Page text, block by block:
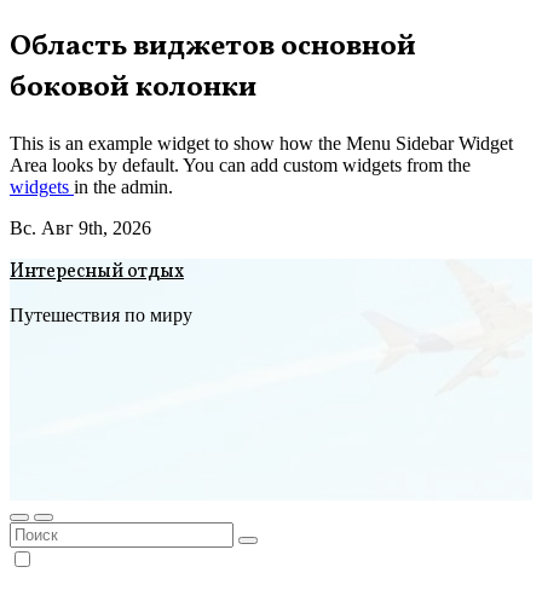
Перейти
к
содержимому
Область виджетов основной
боковой колонки
This is an example widget to show how the Menu Sidebar Widget
Area looks by default. You can add custom widgets from the
widgets in the admin.
Вс. Авг 9th, 2026
Интересный отдых
Путешествия по миру